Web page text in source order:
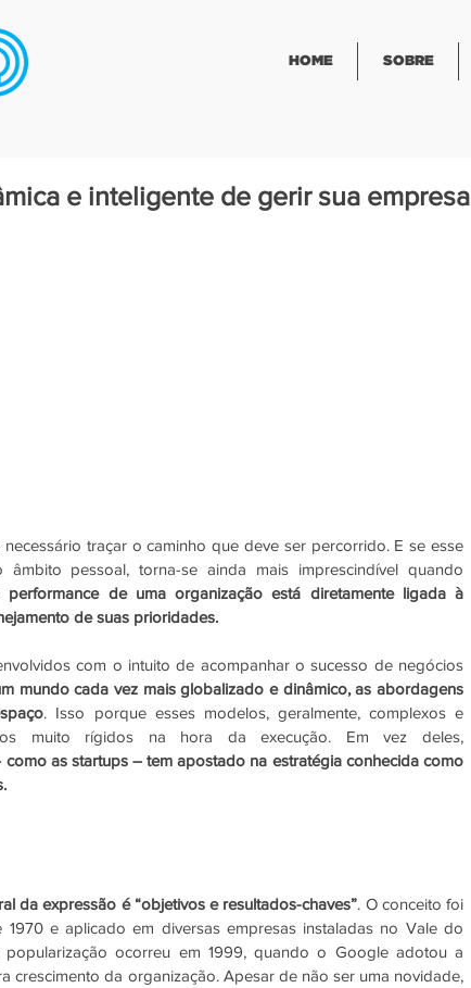
HOME SOBRE
e inteligente de gerir sua empresa
traçar o caminho que deve ser percorrido. E se esse
âmbito pessoal, torna-se ainda mais imprescindível quando
de uma organização está diretamente ligada à
de suas prioridades.
com o intuito de acompanhar o sucesso de negócios
mundo cada vez mais globalizado e dinâmico, as abordagens
. Isso porque esses modelos, geralmente, complexos e
as startups – tem apostado na estratégia conhecida como
da expressão é “objetivos e resultados-chaves”. O conceito foi
e aplicado em diversas empresas instaladas no Vale do
ocorreu em 1999, quando o Google adotou a
crescimento da organização. Apesar de não ser uma novidade,